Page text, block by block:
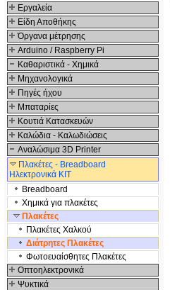
Εργαλεία
Είδη Αποθήκης
Όργανα μέτρησης
Arduino / Raspberry Pi
Καθαριστικά - Χημικά
Μηχανολογικά
Πηγές ήχου
Μπαταρίες
Κουτιά Κατασκευών
Καλώδια - Καλωδιώσεις
Αναλώσιμα 3D Printer
Πλακέτες - Breadboard
Ηλεκτρονικά ΚΙΤ
Breadboard
Χημικά για πλακέτες
Πλακέτες
Πλακέτες Χαλκού
Διάτρητες Πλακέτες
Φωτοευαίσθητες Πλακέτες
Οπτοηλεκτρονικά
Ψυκτικά